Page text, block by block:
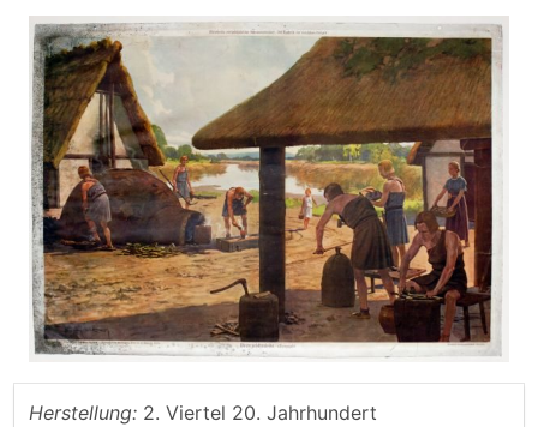
Herstellung: 2. Viertel 20. Jahrhundert